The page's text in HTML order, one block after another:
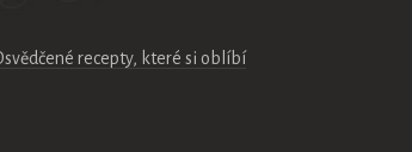
recepty, které si oblíbí